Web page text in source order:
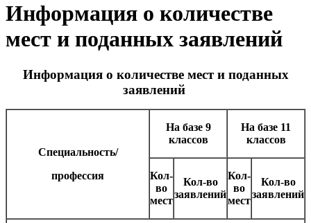
Информация о количестве
мест и поданных заявлений
Информация о количестве мест и поданных
заявлений
Специальность/
профессия
На базе 9
классов
На базе 11
классов
Кол-
во
мест
Кол-во
заявлений
Кол-
во
мест
Кол-во
заявлений